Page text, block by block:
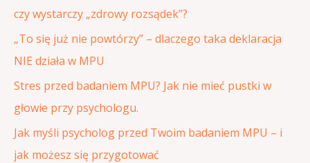
:
czy wystarczy „zdrowy rozsądek”?
„To się już nie powtórzy” – dlaczego taka deklaracja
NIE działa w MPU
Stres przed badaniem MPU? Jak nie mieć pustki w
głowie przy psychologu.
Jak myśli psycholog przed Twoim badaniem MPU – i
jak możesz się przygotować